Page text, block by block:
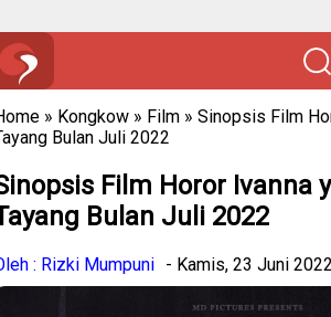
» Kongkow » Film » Sinopsis Film
Bulan Juli 2022
Film Horor Ivanna
Bulan Juli 2022
: Rizki Mumpuni - Kamis, 23 Juni